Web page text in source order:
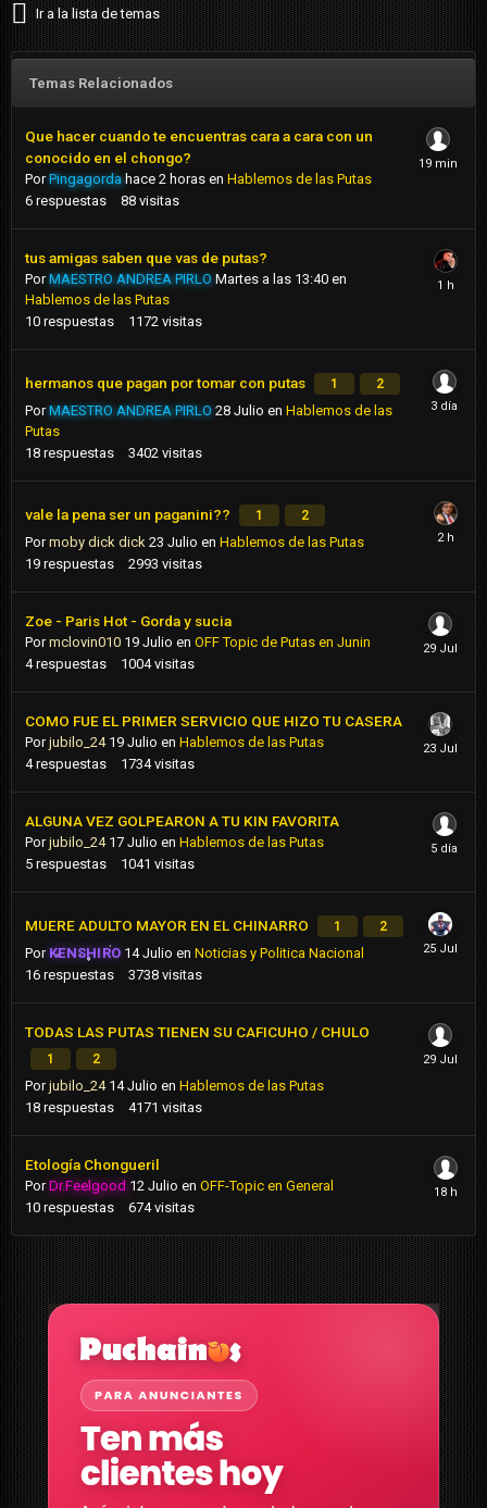
Ir a la lista de temas
Temas Relacionados
Que hacer cuando te encuentras cara a cara con un
conocido en el chongo?
PorPingagorda hace 2 horas en Hablemos de las Putas
6 respuestas 88 visitas
tus amigas saben que vas de putas?
PorMAESTRO ANDREA PIRLO Martes a las 13:40 en
Hablemos de las Putas
10 respuestas 1172 visitas
hermanos que pagan por tomar con putas 1 2
PorMAESTRO ANDREA PIRLO 28 Julio en Hablemos de las
Putas
18 respuestas 3402 visitas
vale la pena ser un paganini?? 1 2
Pormoby dick dick 23 Julio en Hablemos de las Putas
19 respuestas 2993 visitas
Zoe - Paris Hot - Gorda y sucia
Pormclovin010 19 Julio en OFF Topic de Putas en Junin
4 respuestas 1004 visitas
COMO FUE EL PRIMER SERVICIO QUE HIZO TU CASERA
Porjubilo_24 19 Julio en Hablemos de las Putas
4 respuestas 1734 visitas
ALGUNA VEZ GOLPEARON A TU KIN FAVORITA
Porjubilo_24 17 Julio en Hablemos de las Putas
5 respuestas 1041 visitas
MUERE ADULTO MAYOR EN EL CHINARRO 1 2
Por KENSHIRO 14 Julio enNoticias y Politica Nacional
16 respuestas 3738 visitas
TODAS LAS PUTAS TIENEN SU CAFICUHO / CHULO
1 2
Porjubilo_24 14 Julio en Hablemos de las Putas
18 respuestas 4171 visitas
Etología Chongueril
PorDr.Feelgood 12 Julio en OFF-Topic en General
10 respuestas 674 visitas